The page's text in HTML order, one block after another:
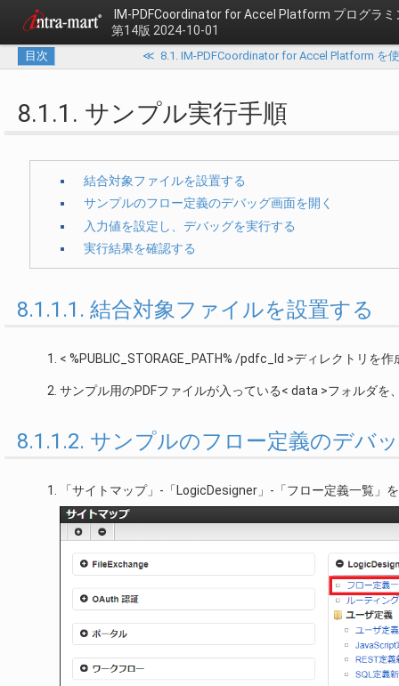
IM-PDFCoordinator for Accel Platform プログラミ
第14版 2024-10-01
目次 ≪ 8.1. IM-PDFCoordinator for Accel Platform を
8.1.1. サンプル実行手順
結合対象ファイルを設置する
サンプルのフロー定義のデバッグ画面を開く
入力値を設定し、デバッグを実行する
実行結果を確認する
8.1.1.1. 結合対象ファイルを設置する
< %PUBLIC_STORAGE_PATH% /pdfc_ld >ディレクトリを作
サンプル用のPDFファイルが入っている< data >フォルダを
8.1.1.2. サンプルのフロー定義のデバ
「サイトマップ」-「LogicDesigner」-「フロー定義一覧」